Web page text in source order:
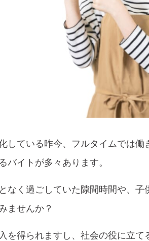
している昨今、フルタイムでは
バイトが多々あります。
なく過ごしていた隙間時間や、
ませんか？
を得られますし、社会の役に立